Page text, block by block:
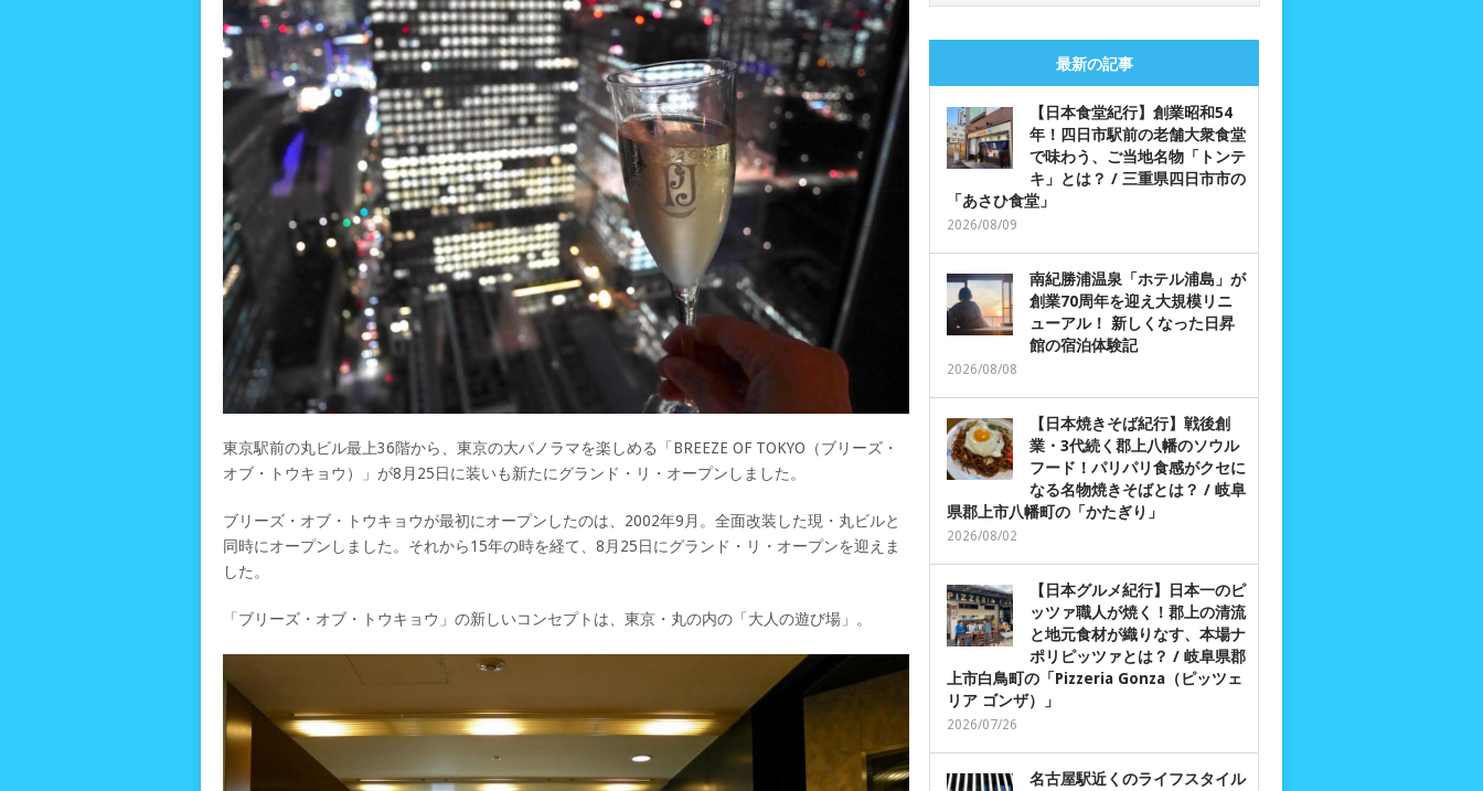
東京駅前の丸ビル最上36階から、東京の大パノラマを楽しめる「BREEZE OF TOKYO（ブリーズ・
オブ・トウキョウ）」が8月25日に装いも新たにグランド・リ・オープンしました。
ブリーズ・オブ・トウキョウが最初にオープンしたのは、2002年9月。全面改装した現・丸ビルと
同時にオープンしました。それから15年の時を経て、8月25日にグランド・リ・オープンを迎えま
した。
「ブリーズ・オブ・トウキョウ」の新しいコンセプトは、東京・丸の内の「大人の遊び場」。
最新の記事
【日本食堂紀行】創業昭和54
年！四日市駅前の老舗大衆食堂
で味わう、ご当地名物「トンテ
キ」とは？ / 三重県四日市市の
「あさひ食堂」
2026/08/09
南紀勝浦温泉「ホテル浦島」が
創業70周年を迎え大規模リニ
ューアル！ 新しくなった日昇
館の宿泊体験記
2026/08/08
【日本焼きそば紀行】戦後創
業・3代続く郡上八幡のソウル
フード！パリパリ食感がクセに
なる名物焼きそばとは？ / 岐阜
県郡上市八幡町の「かたぎり」
2026/08/02
【日本グルメ紀行】日本一のピ
ッツァ職人が焼く！郡上の清流
と地元食材が織りなす、本場ナ
ポリピッツァとは？ / 岐阜県郡
上市白鳥町の「Pizzeria Gonza（ピッツェ
リア ゴンザ）」
2026/07/26
名古屋駅近くのライフスタイル